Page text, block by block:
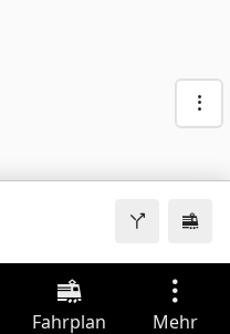
Fahrplan Mehr